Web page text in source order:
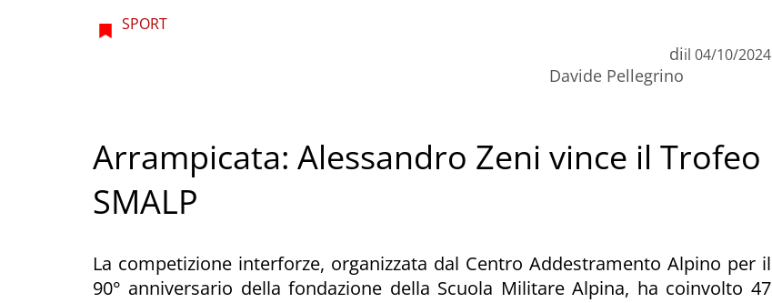
SPORT
di
Davide Pellegrino
il 04/10/2024
Arrampicata: Alessandro Zeni vince il Trofeo
SMALP
La competizione interforze, organizzata dal Centro Addestramento Alpino per il
90° anniversario della fondazione della Scuola Militare Alpina, ha coinvolto 47